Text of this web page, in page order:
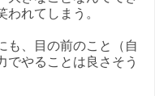
れてしまう。
も、目の前のこと（自
でやることは良さそう